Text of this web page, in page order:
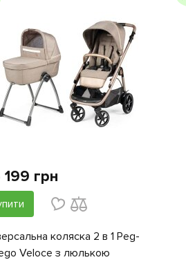
грн
коляска 2 в 1 Peg-
Veloce з люлькою